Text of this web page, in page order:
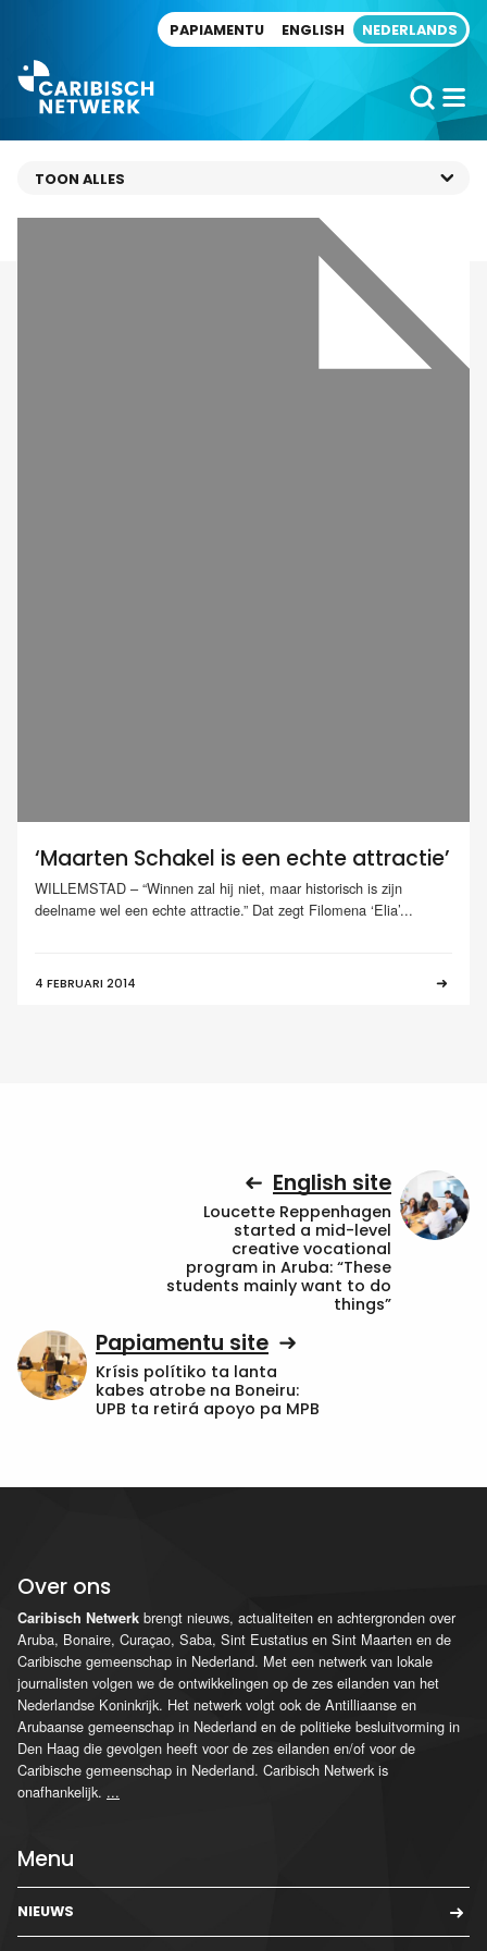
PAPIAMENTU ENGLISH NEDERLANDS
‘Maarten Schakel is een echte attractie’
WILLEMSTAD – “Winnen zal hij niet, maar historisch is zijn
deelname wel een echte attractie.” Dat zegt Filomena ‘Elia’...
4 FEBRUARI 2014
English site
Loucette Reppenhagen
started a mid-level
creative vocational
program in Aruba: “These
students mainly want to do
things”
Papiamentu site
Krísis polítiko ta lanta
kabes atrobe na Boneiru:
UPB ta retirá apoyo pa MPB
Over ons
Caribisch Netwerk brengt nieuws, actualiteiten en achtergronden over
Aruba, Bonaire, Curaçao, Saba, Sint Eustatius en Sint Maarten en de
Caribische gemeenschap in Nederland. Met een netwerk van lokale
journalisten volgen we de ontwikkelingen op de zes eilanden van het
Nederlandse Koninkrijk. Het netwerk volgt ook de Antilliaanse en
Arubaanse gemeenschap in Nederland en de politieke besluitvorming in
Den Haag die gevolgen heeft voor de zes eilanden en/of voor de
Caribische gemeenschap in Nederland. Caribisch Netwerk is
onafhankelijk. ...
Menu
NIEUWS